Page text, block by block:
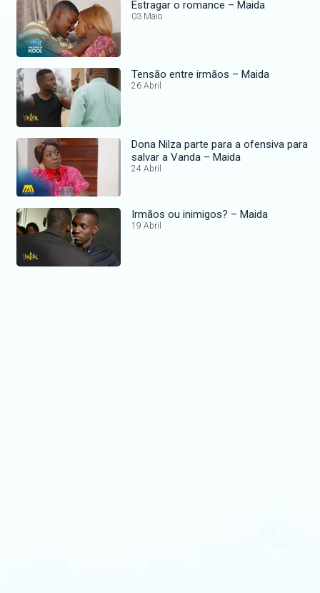
Estragar o romance – Maida
03 Maio
Tensão entre irmãos – Maida
26 Abril
Dona Nilza parte para a ofensiva para
salvar a Vanda – Maida
24 Abril
Irmãos ou inimigos? – Maida
19 Abril